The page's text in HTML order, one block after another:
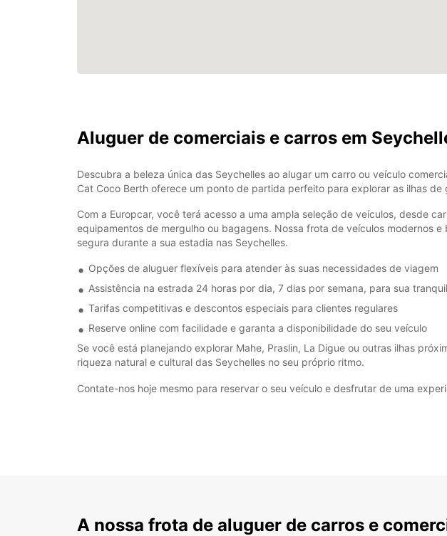
Aluguer de comerciais e carros em
Descubra a beleza única das Seychelles ao alugar um carro ou veículo
Cat Coco Berth oferece um ponto de partida perfeito para explorar as ilhas
Com a Europcar, você terá acesso a uma ampla seleção de veículos, desde
equipamentos de mergulho ou bagagens. Nossa frota de veículos modernos
segura durante a sua estadia nas Seychelles.
Opções de aluguer flexíveis para atender às suas necessidades de viagem
Assistência na estrada 24 horas por dia, 7 dias por semana, para sua
Tarifas competitivas e descontos especiais para clientes regulares
Reserve online com facilidade e garanta a disponibilidade do seu veículo
Se você está planejando explorar Mahe, Praslin, La Digue ou outras ilhas
riqueza natural e cultural das Seychelles no seu próprio ritmo.
Contate-nos hoje mesmo para reservar o seu veículo e desfrutar de uma
A nossa frota de aluguer de carros e